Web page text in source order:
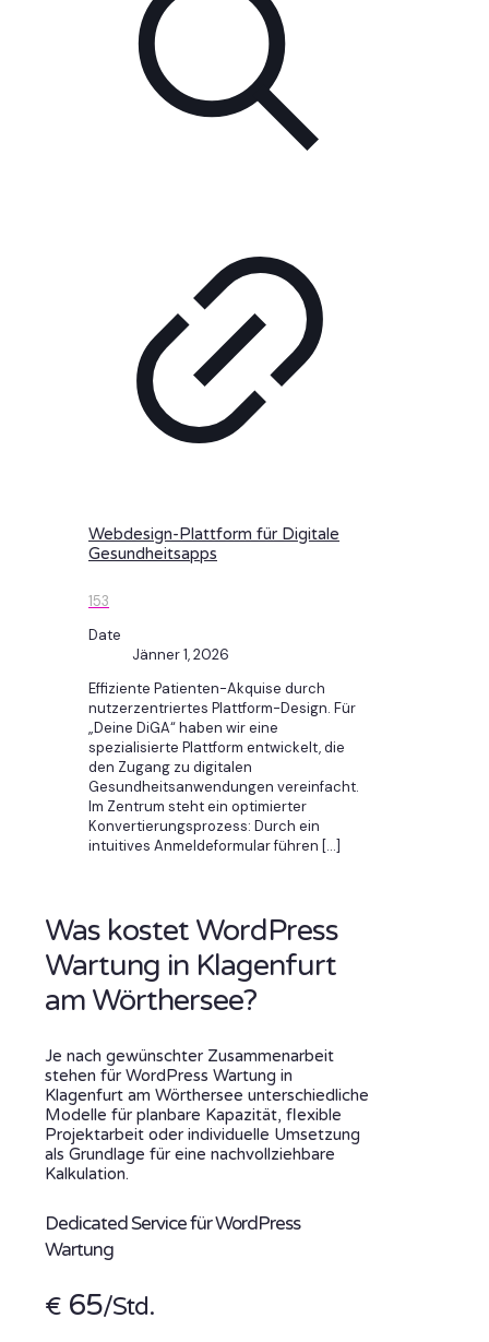
Webdesign-Plattform für Digitale
Gesundheitsapps
153
Date
Jänner 1, 2026
Effiziente Patienten-Akquise durch
nutzerzentriertes Plattform-Design. Für
„Deine DiGA“ haben wir eine
spezialisierte Plattform entwickelt, die
den Zugang zu digitalen
Gesundheitsanwendungen vereinfacht.
Im Zentrum steht ein optimierter
Konvertierungsprozess: Durch ein
intuitives Anmeldeformular führen […]
Was kostet WordPress
Wartung in Klagenfurt
am Wörthersee?
Je nach gewünschter Zusammenarbeit
stehen für WordPress Wartung in
Klagenfurt am Wörthersee unterschiedliche
Modelle für planbare Kapazität, flexible
Projektarbeit oder individuelle Umsetzung
als Grundlage für eine nachvollziehbare
Kalkulation.
Dedicated Service für WordPress
Wartung
€ 65/Std.